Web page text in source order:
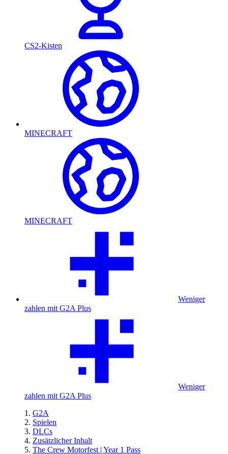
CS2-Kisten
MINECRAFT
MINECRAFT
Weniger
zahlen mit G2A Plus
Weniger
zahlen mit G2A Plus
G2A
Spielen
DLCs
Zusätzlicher Inhalt
The Crew Motorfest | Year 1 Pass